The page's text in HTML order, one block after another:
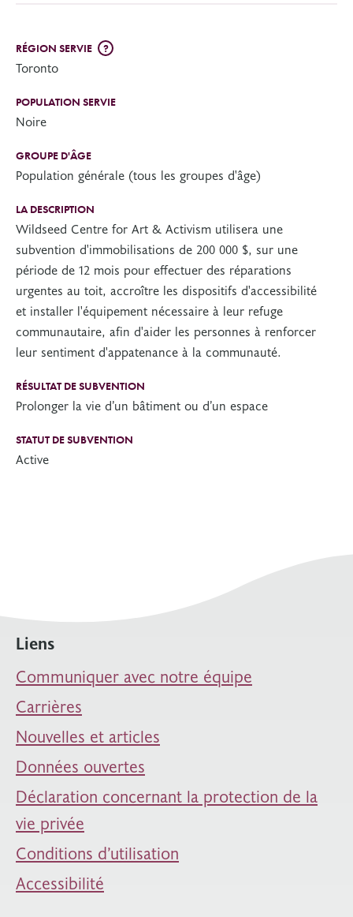
RÉGION SERVIE ?
Toronto
POPULATION SERVIE
Noire
GROUPE D'ÂGE
Population générale (tous les groupes d'âge)
LA DESCRIPTION
Wildseed Centre for Art & Activism utilisera une
subvention d'immobilisations de 200 000 $, sur une
période de 12 mois pour effectuer des réparations
urgentes au toit, accroître les dispositifs d'accessibilité
et installer l'équipement nécessaire à leur refuge
communautaire, afin d'aider les personnes à renforcer
leur sentiment d'appatenance à la communauté.
RÉSULTAT DE SUBVENTION
Prolonger la vie d’un bâtiment ou d’un espace
STATUT DE SUBVENTION
Active
Liens
Communiquer avec notre équipe
Carrières
Nouvelles et articles
Données ouvertes
Déclaration concernant la protection de la
vie privée
Conditions d’utilisation
Accessibilité